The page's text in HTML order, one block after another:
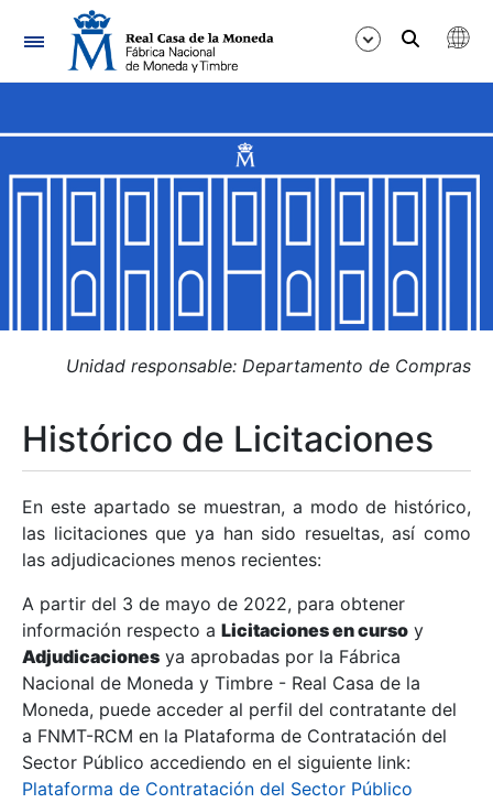
Navegación
Mostrar/Ocultar
Mostrar/Ocultar
Mostrar/Ocultar
Mostrar/Ocultar
Mostrar/Ocultar
Mostrar/Ocultar
Unidad responsable: Departamento de Compras
Histórico de Licitaciones
En este apartado se muestran, a modo de histórico,
las licitaciones que ya han sido resueltas, así como
las adjudicaciones menos recientes:
A partir del 3 de mayo de 2022, para obtener
información respecto a Licitaciones en curso y
Adjudicaciones ya aprobadas por la Fábrica
Nacional de Moneda y Timbre - Real Casa de la
Moneda, puede acceder al perfil del contratante del
a FNMT-RCM en la Plataforma de Contratación del
Sector Público accediendo en el siguiente link:
Plataforma de Contratación del Sector Público